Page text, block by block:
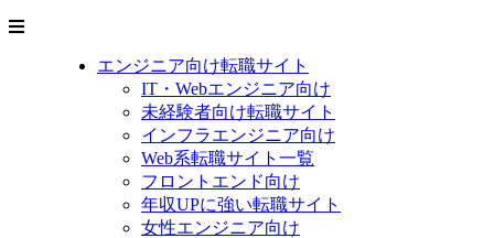
エンジニア向け転職サイト
IT・Webエンジニア向け
未経験者向け転職サイト
インフラエンジニア向け
Web系転職サイト一覧
フロントエンド向け
年収UPに強い転職サイト
女性エンジニア向け